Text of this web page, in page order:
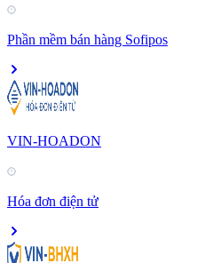
Phần mềm bán hàng Sofipos
VIN-HOADON
Hóa đơn điện tử